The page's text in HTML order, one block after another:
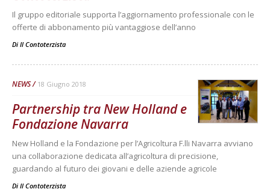
Il gruppo editoriale supporta l’aggiornamento professionale con le
offerte di abbonamento più vantaggiose dell’anno
Di Il Contoterzista
NEWS 18 Giugno 2018
Partnership tra New Holland e
Fondazione Navarra
New Holland e la Fondazione per l’Agricoltura F.lli Navarra avviano
una collaborazione dedicata all’agricoltura di precisione,
guardando al futuro dei giovani e delle aziende agricole
Di Il Contoterzista